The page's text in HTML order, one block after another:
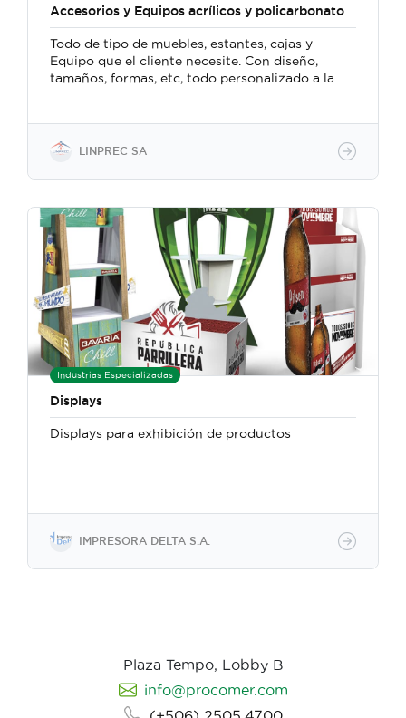
Accesorios y Equipos acrílicos y policarbonato
Todo de tipo de muebles, estantes, cajas y
Equipo que el cliente necesite. Con diseño,
tamaños, formas, etc, todo personalizado a la
LINPREC SA
Industrias Especializadas
Displays
Displays para exhibición de productos
IMPRESORA DELTA S.A.
Plaza Tempo, Lobby B
info@procomer.com